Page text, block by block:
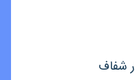
شفاف